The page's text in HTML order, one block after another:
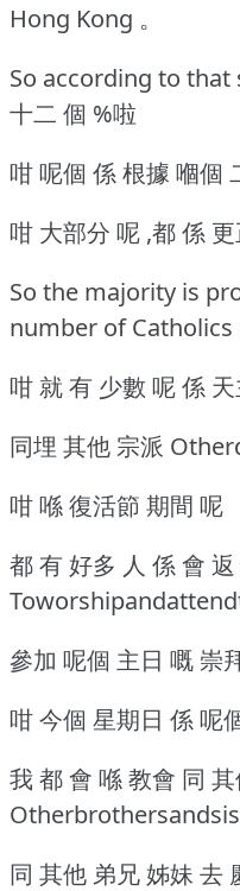
Hong Kong 。
So according to that
十二 個 %啦
咁 呢個 係 根據 嗰個
咁 大部分 呢 ,都 係
So the majority is
number of
咁 就 有 少數 呢 係
同埋 其他 宗派
咁 喺 復活節 期間 呢
都 有 好多 人 係 會
參加 呢個 主日 嘅 崇
咁 今個 星期日 係 呢
我 都 會 喺 教會 同
同 其他 弟兄 姊妹 去